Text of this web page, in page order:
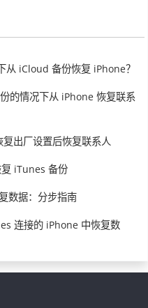
从 iCloud 备份恢复 iPhone？
的情况下从 iPhone 恢复联系
出厂设置后恢复联系人
iTunes 备份
数据：分步指南
连接的 iPhone 中恢复数